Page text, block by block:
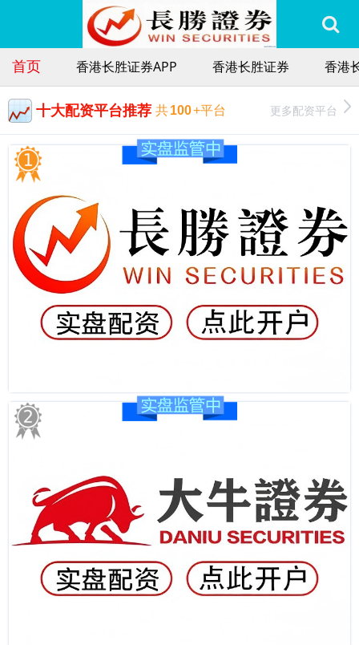
首页 香港长胜证券APP 香港长胜证券 香港
十大配资平台推荐 共100+平台 更多配资平台